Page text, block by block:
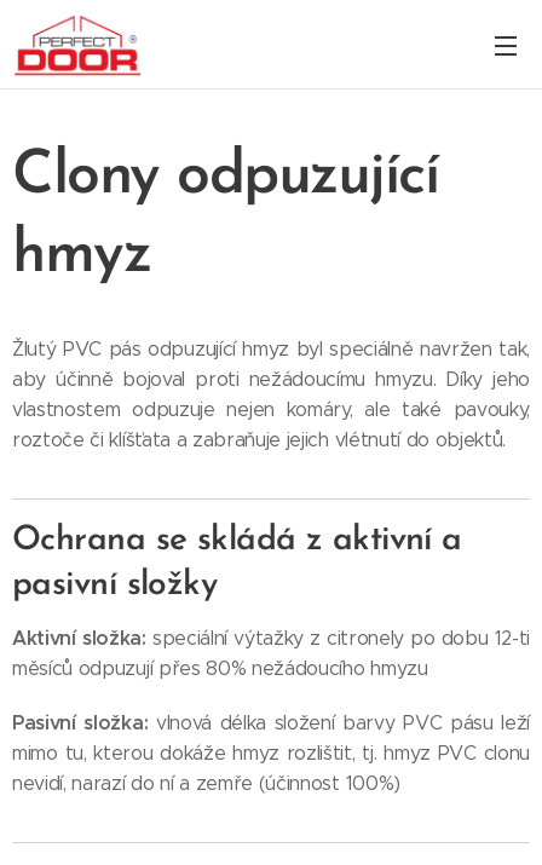
Clony odpuzující
hmyz
Žlutý PVC pás odpuzující hmyz byl speciálně navržen tak,
aby účinně bojoval proti nežádoucímu hmyzu. Díky jeho
vlastnostem odpuzuje nejen komáry, ale také pavouky,
roztoče či klíšťata a zabraňuje jejich vlétnutí do objektů.
Ochrana se skládá z aktivní a
pasivní složky
Aktivní složka: speciální výtažky z citronely po dobu 12-ti
měsíců odpuzují přes 80% nežádoucího hmyzu
Pasivní složka: vlnová délka složení barvy PVC pásu leží
mimo tu, kterou dokáže hmyz rozlištit, tj. hmyz PVC clonu
nevidí, narazí do ní a zemře (účinnost 100%)